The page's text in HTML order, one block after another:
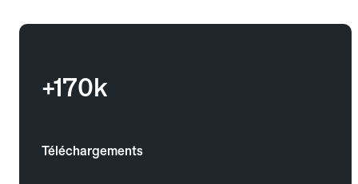
+170k
Téléchargements